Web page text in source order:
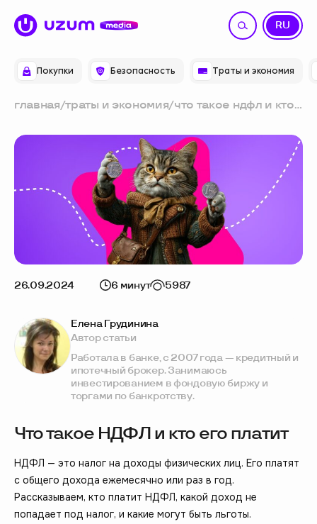
Покупки Безопасность Траты и экономия
RU
UZ
главная/траты и экономия/что такое ндфл и кто
26.09.2024 6 минут 5987
Что такое НДФЛ и кто его платит
НДФЛ — это налог на доходы физических лиц. Его платят
с общего дохода ежемесячно или раз в год.
Рассказываем, кто платит НДФЛ, какой доход не
попадает под налог, и какие могут быть льготы.
Елена Грудинина
Автор статьи
Работала в банке, с 2007 года — кредитный и
ипотечный брокер. Занимаюсь
инвестированием в фондовую биржу и
торгами по банкротству.